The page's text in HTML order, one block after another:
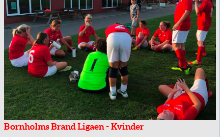
Bornholms Brand Ligaen - Kvinder